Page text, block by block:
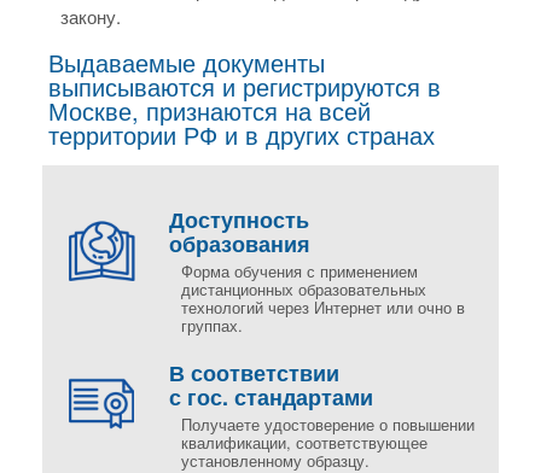
закону.
Выдаваемые документы
выписываются и регистрируются в
Москве, признаются на всей
территории РФ и в других странах
Доступность
образования
Форма обучения с применением
дистанционных образовательных
технологий через Интернет или очно в
группах.
В соответствии
с гос. стандартами
Получаете удостоверение о повышении
квалификации, соответствующее
установленному образцу.